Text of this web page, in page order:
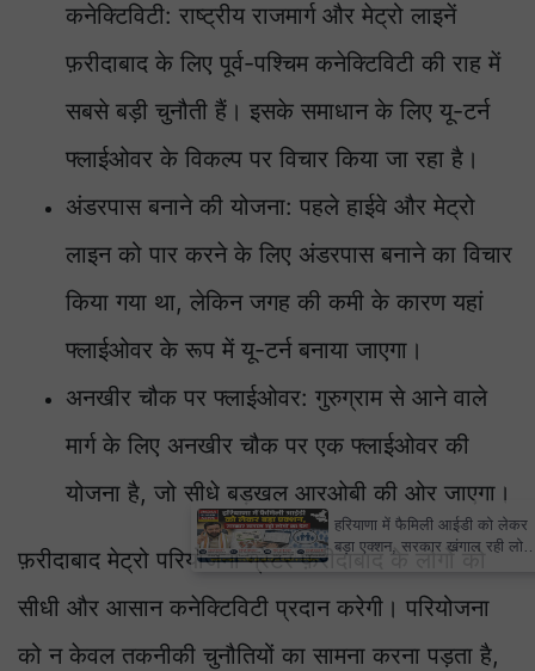
कनेक्टिविटी: राष्ट्रीय राजमार्ग और मेट्रो लाइनें
फ़रीदाबाद के लिए पूर्व-पश्चिम कनेक्टिविटी की राह में
सबसे बड़ी चुनौती हैं। इसके समाधान के लिए यू-टर्न
फ्लाईओवर के विकल्प पर विचार किया जा रहा है।
अंडरपास बनाने की योजना: पहले हाईवे और मेट्रो
लाइन को पार करने के लिए अंडरपास बनाने का विचार
किया गया था, लेकिन जगह की कमी के कारण यहां
फ्लाईओवर के रूप में यू-टर्न बनाया जाएगा।
अनखीर चौक पर फ्लाईओवर: गुरुग्राम से आने वाले
मार्ग के लिए अनखीर चौक पर एक फ्लाईओवर की
योजना है, जो सीधे बड़खल आरओबी की ओर जाएगा।
फ़रीदाबाद मेट्रो परियोजना ग्रेटर फ़रीदाबाद के लोगों को
सीधी और आसान कनेक्टिविटी प्रदान करेगी। परियोजना
को न केवल तकनीकी चुनौतियों का सामना करना पड़ता है,
×
हरियाणा में फैमिली आईडी को लेकर
बड़ा एक्शन, सरकार खंगाल रही लोगों
का डेटा